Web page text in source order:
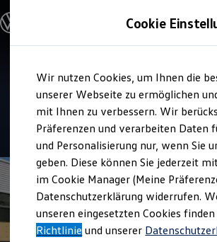
Hauptinhalt
springen
Footer
springen
Modelle und Konfigurator
Modelle vergleichen
Elektroautos
ENERGY Sondermodelle
Nutzfahrzeuge
SUV und CUV
Familienautos
Kombis
Kompaktwagen
Sportwagen
Schnell verfügbare Fahrzeuge
Angebote und Produkte
Aktuelle Angebote
E-Auto-Förderung
Volkswagen Marktplatz
Service
Gohm + Graf
4.6| 130 Bewertungen
Cookie
Wir nutzen Cookies, um Ihnen die
unserer Webseite zu ermöglichen
mit Ihnen zu verbessern. Wir
Präferenzen und verarbeiten Daten
und Personalisierung nur, wenn Sie
geben. Diese können Sie jederzeit
im Cookie Manager (Meine
Datenschutzerklärung widerrufen.
unseren eingesetzten Cookies
Richtlinie und unserer